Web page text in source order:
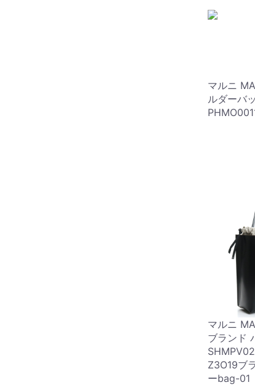
マルニ
ルダーバ
マルニ
ブランド
Z3O19ブ
ーbag-01